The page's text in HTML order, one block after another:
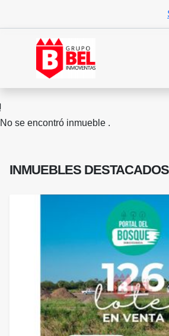
No se encontró inmueble .
INMUEBLES DESTACADOS